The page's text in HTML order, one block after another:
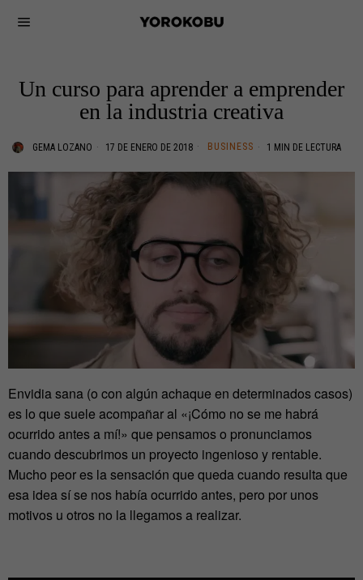
Un curso para aprender a emprender
en la industria creativa
GEMA LOZANO 17 DE ENERO DE 2018 BUSINESS 1 MIN DE LECTURA
Envidia sana (o con algún achaque en determinados casos)
es lo que suele acompañar al «¡Cómo no se me habrá
ocurrido antes a mí!» que pensamos o pronunciamos
cuando descubrimos un proyecto ingenioso y rentable.
Mucho peor es la sensación que queda cuando resulta que
esa idea sí se nos había ocurrido antes, pero por unos
motivos u otros no la llegamos a realizar.